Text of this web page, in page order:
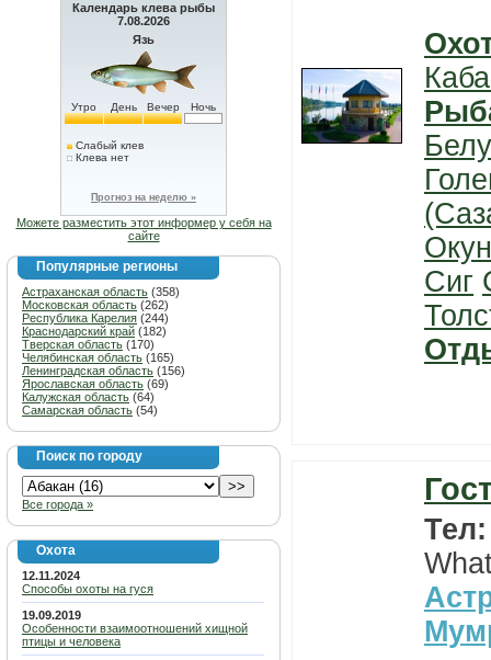
Календарь клева рыбы
7.08.2026
Язь
Утро День Вечер Ночь
Слабый клев
Клева нет
Прогноз на неделю »
Можете разместить этот информер у себя на
сайте
Популярные регионы
Астраханская область (358)
Московская область (262)
Республика Карелия (244)
Краснодарский край (182)
Тверская область (170)
Челябинская область (165)
Ленинградская область (156)
Ярославская область (69)
Калужская область (64)
Самарская область (54)
Поиск по городу
Все города »
Охота
12.11.2024
Способы охоты на гуся
19.09.2019
Особенности взаимоотношений хищной
птицы и человека
Сиг